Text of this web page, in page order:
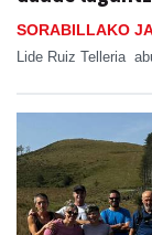
SORABILLAKO
Lide Ruiz Telleria